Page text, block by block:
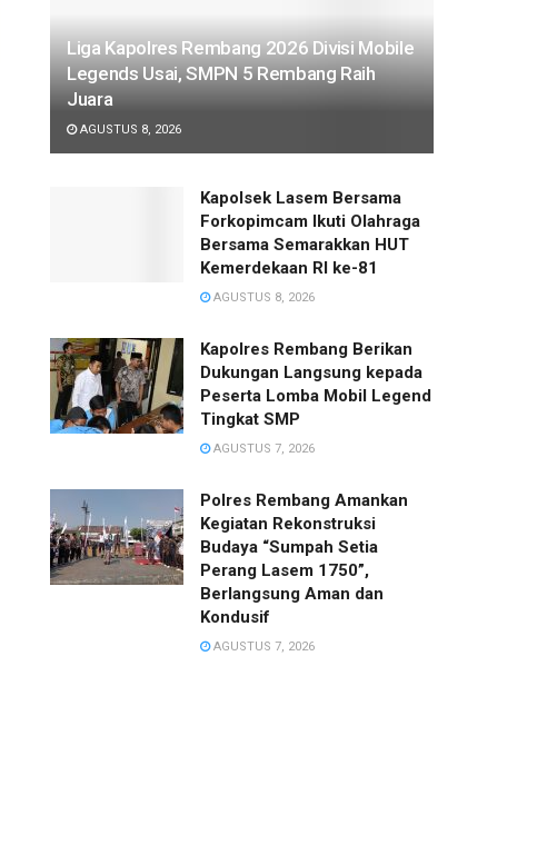
Liga Kapolres Rembang 2026 Divisi Mobile
Legends Usai, SMPN 5 Rembang Raih
Juara
AGUSTUS 8, 2026
Kapolsek Lasem Bersama
Forkopimcam Ikuti Olahraga
Bersama Semarakkan HUT
Kemerdekaan RI ke-81
AGUSTUS 8, 2026
Kapolres Rembang Berikan
Dukungan Langsung kepada
Peserta Lomba Mobil Legend
Tingkat SMP
AGUSTUS 7, 2026
Polres Rembang Amankan
Kegiatan Rekonstruksi
Budaya “Sumpah Setia
Perang Lasem 1750”,
Berlangsung Aman dan
Kondusif
AGUSTUS 7, 2026